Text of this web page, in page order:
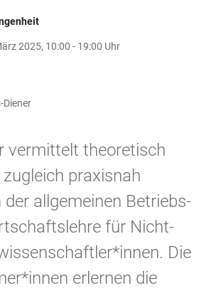
2025, 10:00 - 19:00 Uhr
Diener
vermittelt theoretisch
praxisnah
allgemeinen Betriebs-
für Nicht-
Die
erlernen die